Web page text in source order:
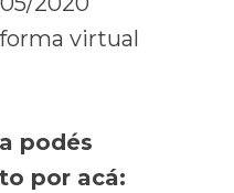
virtual
podés
por acá: